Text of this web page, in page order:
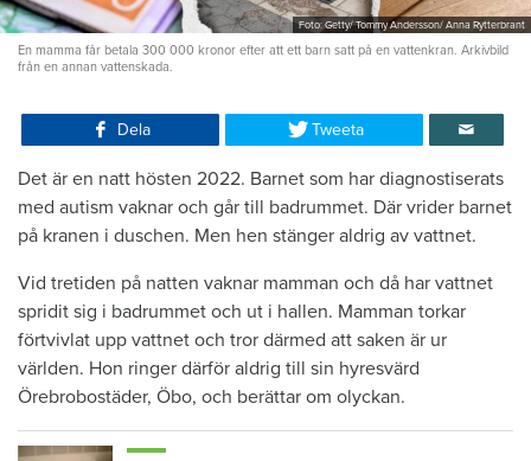
Foto: Getty/ Tommy Andersson/ Anna Rytterbrant
En mamma får betala 300 000 kronor efter att ett barn satt på en vattenkran. Arkivbild
från en annan vattenskada.
Dela Tweeta
Det är en natt hösten 2022. Barnet som har diagnostiserats
med autism vaknar och går till badrummet. Där vrider barnet
på kranen i duschen. Men hen stänger aldrig av vattnet.
Vid tretiden på natten vaknar mamman och då har vattnet
spridit sig i badrummet och ut i hallen. Mamman torkar
förtvivlat upp vattnet och tror därmed att saken är ur
världen. Hon ringer därför aldrig till sin hyresvärd
Örebrobostäder, Öbo, och berättar om olyckan.